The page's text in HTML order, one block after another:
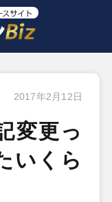
2017年2月12日
変更っ
いくら